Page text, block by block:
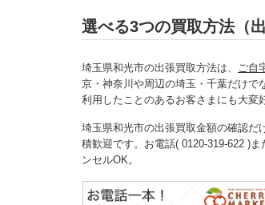
選べる3つの買取方法（
埼玉県和光市の出張買取方法は、 ご自
京・神奈川や周辺の埼玉・千葉だけで
利用したことのあるお客さまにも大変
埼玉県和光市の出張買取金額の確認だ
積歓迎です。お電話( 0120-319-622 )ま
ンセルOK。